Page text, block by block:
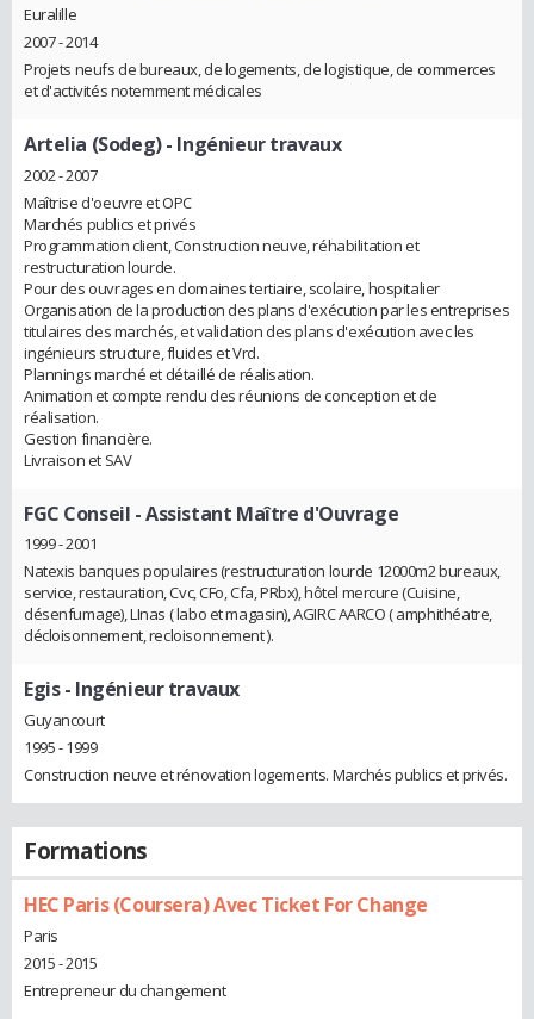
Euralille
2007 - 2014
Projets neufs de bureaux, de logements, de logistique, de commerces
et d'activités notemment médicales
Artelia (Sodeg)- Ingénieur travaux
2002 - 2007
Maîtrise d'oeuvre et OPC
Marchés publics et privés
Programmation client, Construction neuve, réhabilitation et
restructuration lourde.
Pour des ouvrages en domaines tertiaire, scolaire, hospitalier
Organisation de la production des plans d'exécution par les entreprises
titulaires des marchés, et validation des plans d'exécution avec les
ingénieurs structure, fluides et Vrd.
Plannings marché et détaillé de réalisation.
Animation et compte rendu des réunions de conception et de
réalisation.
Gestion financière.
Livraison et SAV
FGC Conseil - Assistant Maître d'Ouvrage
1999 - 2001
Natexis banques populaires (restructuration lourde 12000m2 bureaux,
service, restauration, Cvc, CFo, Cfa, PRbx), hôtel mercure (Cuisine,
désenfumage), LInas ( labo et magasin), AGIRC AARCO ( amphithéatre,
décloisonnement, recloisonnement ).
Egis- Ingénieur travaux
Guyancourt
1995 - 1999
Construction neuve et rénovation logements. Marchés publics et privés.
Formations
HEC Paris (Coursera) Avec Ticket For Change
Paris
2015 - 2015
Entrepreneur du changement